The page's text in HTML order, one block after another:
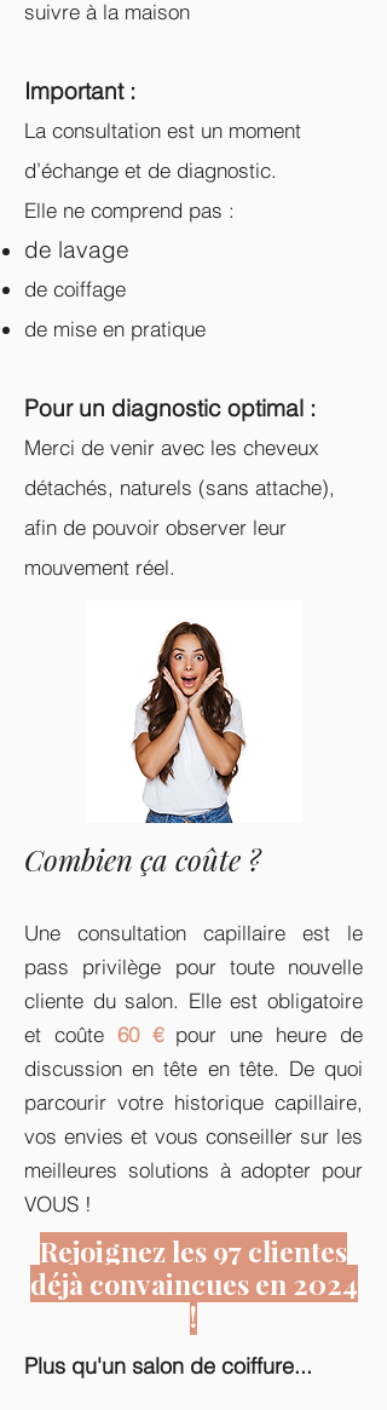
suivre à la maison
Important :
La consultation est un moment
d’échange et de diagnostic.
Elle ne comprend pas :
de lavage
de coiffage
de mise en pratique
Pour un diagnostic optimal :
Merci de venir avec les cheveux
détachés, naturels (sans attache),
afin de pouvoir observer leur
mouvement réel.
Combien ça coûte ?
Une consultation capillaire est le
pass privilège pour toute nouvelle
cliente du salon. Elle est obligatoire
et coûte 60 €pour une heure de
discussion en tête en tête. De quoi
parcourir votre historique capillaire,
vos envies et vous conseiller sur les
meilleures solutions à adopter pour
VOUS !
Rejoignez les 97 clientes
déjà convaincues en 2024
!
Plus qu'un salon de coiffure...